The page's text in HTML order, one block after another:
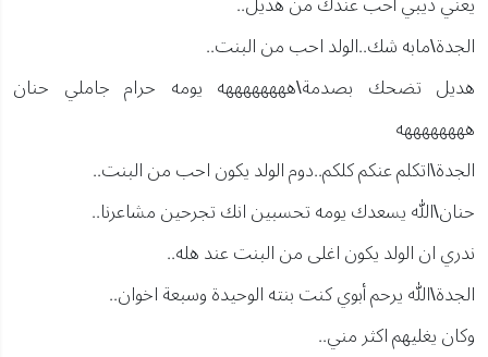
الجدة\مابه شك..الولد احب من البنت..
هديل تضحك بصدمة\ههههههههه يومه حرام جاملي حنان
ههههههههه
الجدة\اتكلم عنكم كلكم..دوم الولد يكون احب من البنت..
حنان\الله يسعدك يومه تحسبين انك تجرحين مشاعرنا..
ندري ان الولد يكون اغلى من البنت عند هله..
الجدة\الله يرحم أبوي كنت بنته الوحيدة وسبعة اخوان..
وكان يغليهم اكثر مني..